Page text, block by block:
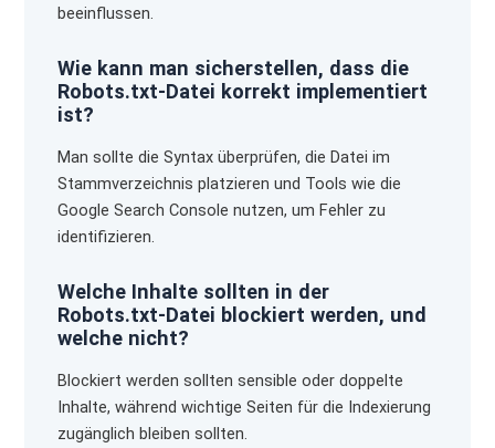
beeinflussen.
Wie kann man sicherstellen, dass die
Robots.txt-Datei korrekt implementiert
ist?
Man sollte die Syntax überprüfen, die Datei im
Stammverzeichnis platzieren und Tools wie die
Google Search Console nutzen, um Fehler zu
identifizieren.
Welche Inhalte sollten in der
Robots.txt-Datei blockiert werden, und
welche nicht?
Blockiert werden sollten sensible oder doppelte
Inhalte, während wichtige Seiten für die Indexierung
zugänglich bleiben sollten.